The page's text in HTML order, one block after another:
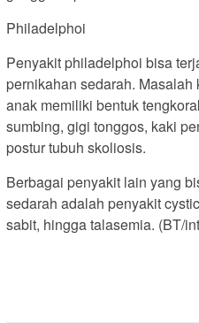
Philadelphoi
Penyakit philadelphoi bisa
pernikahan sedarah.
anak memiliki bentuk
sumbing, gigi tonggos, kaki
postur tubuh skoliosis.
Berbagai penyakit lain yang
sedarah adalah penyakit
sabit, hingga talasemia. (BT/